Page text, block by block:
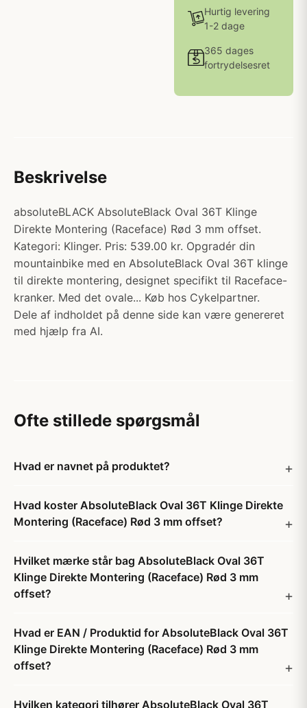
Hurtig levering
1-2 dage
365 dages
fortrydelsesret
Beskrivelse
absoluteBLACK AbsoluteBlack Oval 36T Klinge
Direkte Montering (Raceface) Rød 3 mm offset.
Kategori: Klinger. Pris: 539.00 kr. Opgradér din
mountainbike med en AbsoluteBlack Oval 36T klinge
til direkte montering, designet specifikt til Raceface-
kranker. Med det ovale... Køb hos Cykelpartner.
Dele af indholdet på denne side kan være genereret
med hjælp fra AI.
Ofte stillede spørgsmål
Hvad er navnet på produktet?
Hvad koster AbsoluteBlack Oval 36T Klinge Direkte
Montering (Raceface) Rød 3 mm offset?
Hvilket mærke står bag AbsoluteBlack Oval 36T
Klinge Direkte Montering (Raceface) Rød 3 mm
offset?
Hvad er EAN / Produktid for AbsoluteBlack Oval 36T
Klinge Direkte Montering (Raceface) Rød 3 mm
offset?
Hvilken kategori tilhører AbsoluteBlack Oval 36T